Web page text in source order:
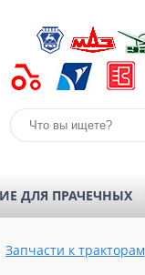
ДЛЯ ПРАЧЕЧНЫХ
Запчасти к тракторам